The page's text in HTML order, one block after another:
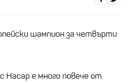
шампион за четвърти
Насар е много повече от